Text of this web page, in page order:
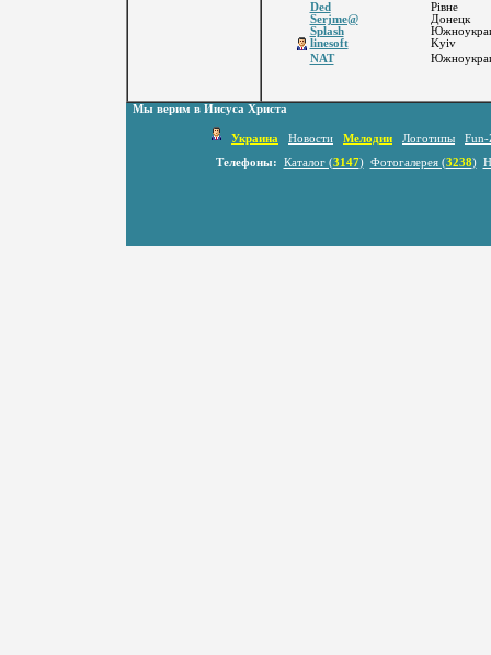
Ded
Рівне
Serjme@
Донецк
Splash
linesoft
Kyiv
NAT
Мы верим в Иисуса Христа
Украина Новости Мелодии Логотипы
Fun-
Телефоны:
Каталог (3147) Фотогалерея (3238)